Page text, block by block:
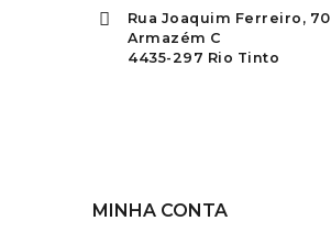
Rua Joaquim Ferreiro, 70
Armazém C
4435-297 Rio Tinto
MINHA CONTA